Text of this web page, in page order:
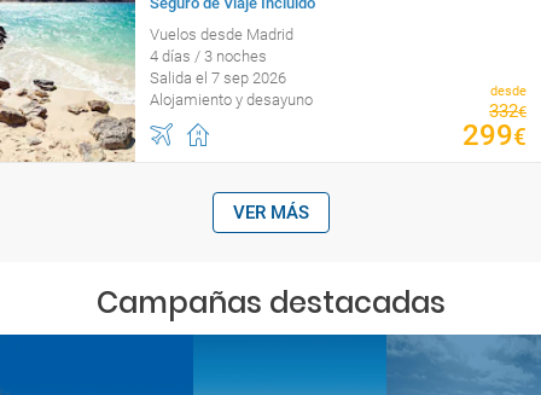
Vuelos desde Madrid
4 días / 3 noches
Salida el 7 sep 2026
Alojamiento y desayuno
desde
332€
299€
VER MÁS
Campañas destacadas